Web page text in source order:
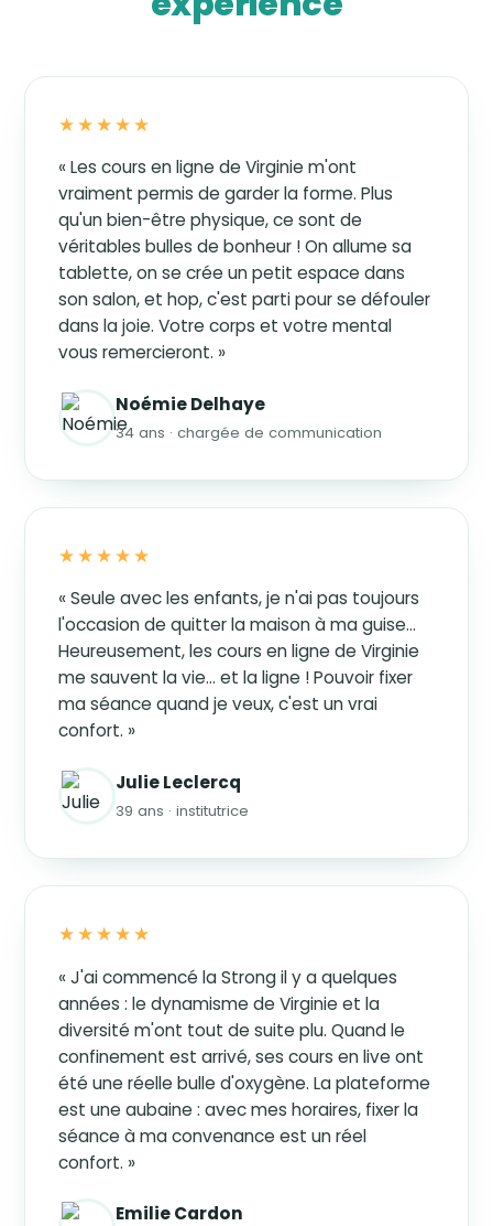
★★★★★
« Les cours en ligne de Virginie m'ont
vraiment permis de garder la forme. Plus
qu'un bien-être physique, ce sont de
véritables bulles de bonheur ! On allume sa
tablette, on se crée un petit espace dans
son salon, et hop, c'est parti pour se défouler
dans la joie. Votre corps et votre mental
vous remercieront. »
Noémie Delhaye
34 ans · chargée de communication
★★★★★
« Seule avec les enfants, je n'ai pas toujours
l'occasion de quitter la maison à ma guise…
Heureusement, les cours en ligne de Virginie
me sauvent la vie… et la ligne ! Pouvoir fixer
ma séance quand je veux, c'est un vrai
confort. »
Julie Leclercq
39 ans · institutrice
★★★★★
« J'ai commencé la Strong il y a quelques
années : le dynamisme de Virginie et la
diversité m'ont tout de suite plu. Quand le
confinement est arrivé, ses cours en live ont
été une réelle bulle d'oxygène. La plateforme
est une aubaine : avec mes horaires, fixer la
séance à ma convenance est un réel
confort. »
Emilie Cardon